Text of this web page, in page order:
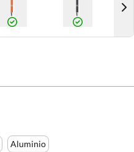
Aluminio